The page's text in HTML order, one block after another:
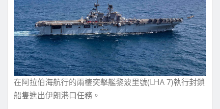
在阿拉伯海航行的兩棲突擊艦黎波里號(LHA 7)執行封鎖
船隻進出伊朗港口任務。